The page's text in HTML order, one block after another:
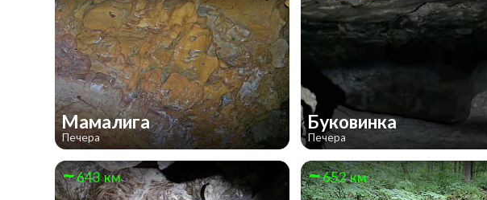
Мамалига
Печера
Буковинка
Печера
643 км 652 км